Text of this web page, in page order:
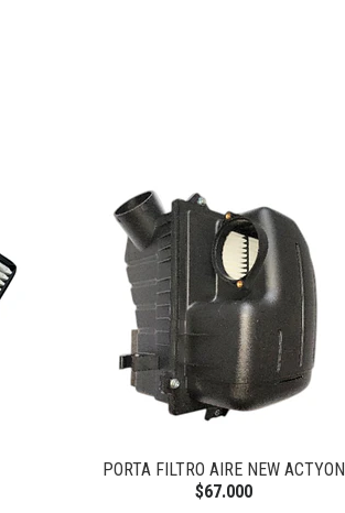
PORTA FILTRO AIRE NEW ACTYON
$67.000